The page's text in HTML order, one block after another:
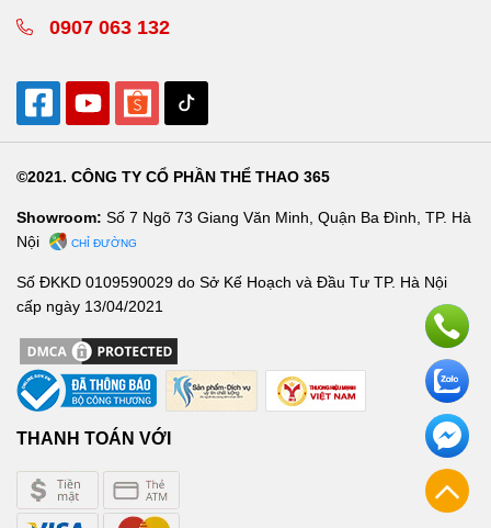
0907 063 132
©2021. CÔNG TY CỔ PHẦN THỂ THAO 365
Showroom: Số 7 Ngõ 73 Giang Văn Minh, Quận Ba Đình, TP. Hà
Nội
CHỈ ĐƯỜNG
Số ĐKKD 0109590029 do Sở Kế Hoạch và Đầu Tư TP. Hà Nội
cấp ngày 13/04/2021
THANH TOÁN VỚI